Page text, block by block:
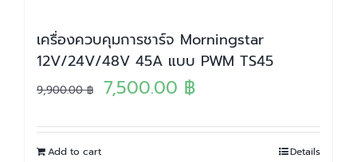
เครื่องควบคุมการชาร์จ Morningstar
12V/24V/48V 45A แบบ PWM TS45
9,900.00฿
Original
7,500.00 ฿Current
Add to cart Details